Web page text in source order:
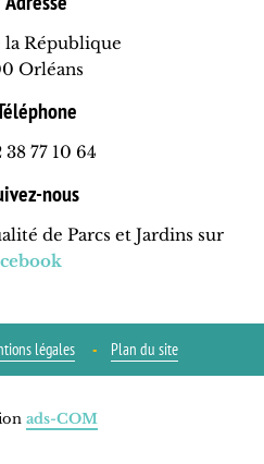
la République
Orléans
38 77 10 64
nous
de Parcs et Jardins sur
légales Plan du site
ads-COM